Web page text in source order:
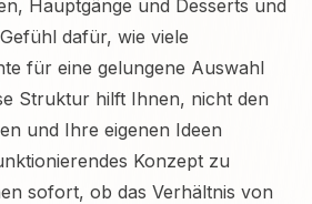
Hauptgänge und Desserts und
dafür, wie viele
für eine gelungene Auswahl
Struktur hilft Ihnen, nicht den
und Ihre eigenen Ideen
Konzept zu
sofort, ob das Verhältnis von